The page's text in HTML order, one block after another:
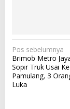
N
a
v
i
Pos sebelumnya
Brimob Metro
Sopir Truk Usai
Pamulang, 3
Luka